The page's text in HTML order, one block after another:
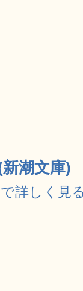
潮文庫)
詳しく見